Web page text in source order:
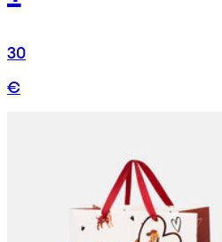
30
€